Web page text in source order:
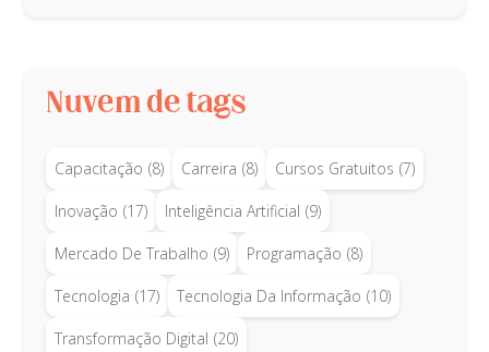
Nuvem de tags
Capacitação (8) Carreira (8) Cursos Gratuitos (7)
Inovação (17) Inteligência Artificial (9)
Mercado De Trabalho (9) Programação (8)
Tecnologia (17) Tecnologia Da Informação (10)
Transformação Digital (20)